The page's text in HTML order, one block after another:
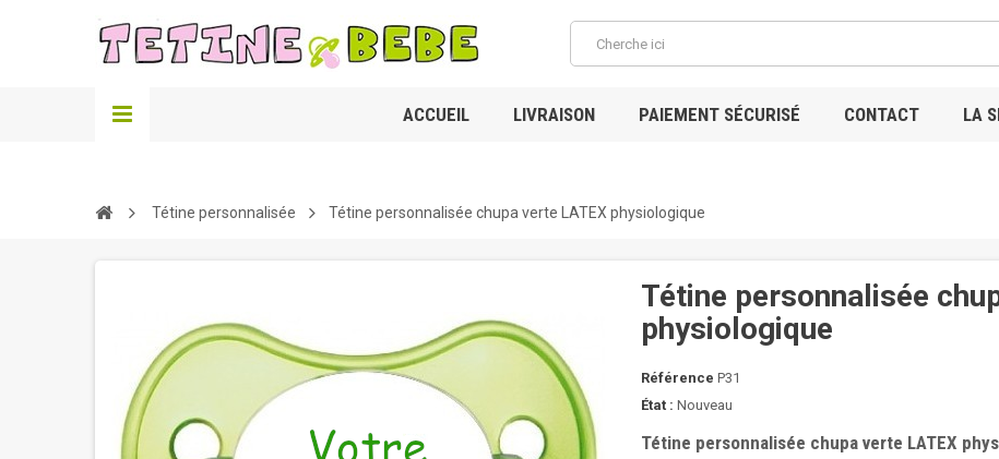
ACCUEIL LIVRAISON PAIEMENT SÉCURISÉ CONTACT LA
Tétine personnalisée Tétine personnalisée chupa verte LATEX physiologique
Tétine personnalisée
physiologique
Référence P31
État : Nouveau
Tétine personnalisée chupa verte LATEX